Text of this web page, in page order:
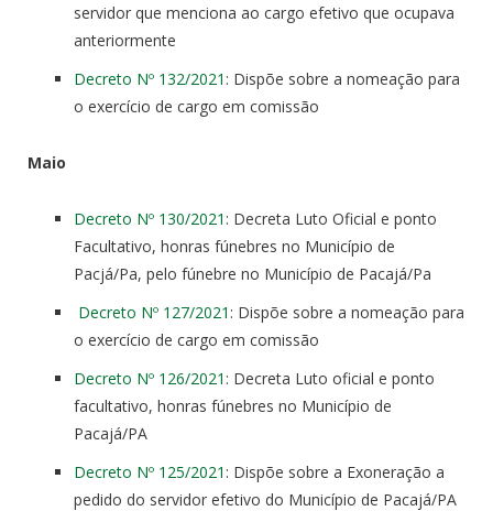
servidor que menciona ao cargo efetivo que ocupava
anteriormente
Decreto Nº 132/2021 : Dispõe sobre a nomeação para
o exercício de cargo em comissão
Maio
Decreto Nº 130/2021 : Decreta Luto Oficial e ponto
Facultativo, honras fúnebres no Município de
Pacjá/Pa, pelo fúnebre no Município de Pacajá/Pa
Decreto Nº 127/2021 : Dispõe sobre a nomeação para
o exercício de cargo em comissão
Decreto Nº 126/2021 : Decreta Luto oficial e ponto
facultativo, honras fúnebres no Município de
Pacajá/PA
Decreto Nº 125/2021 : Dispõe sobre a Exoneração a
pedido do servidor efetivo do Município de Pacajá/PA